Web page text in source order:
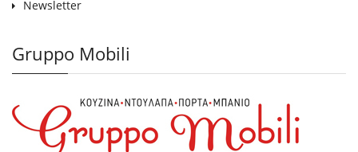
Newsletter
Gruppo Mobili